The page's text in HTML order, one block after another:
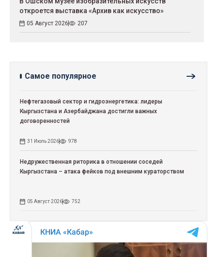
откроется выставка «Архив как искусство»
05 Август 2026 207
Самое популярное
Нефтегазовый сектор и гидроэнергетика: лидеры
Кыргызстана и Азербайджана достигли важных
договоренностей
31 Июль 2026 978
Недружественная риторика в отношении соседей
Кыргызстана – атака фейков под внешним кураторством
05 Август 2026 752